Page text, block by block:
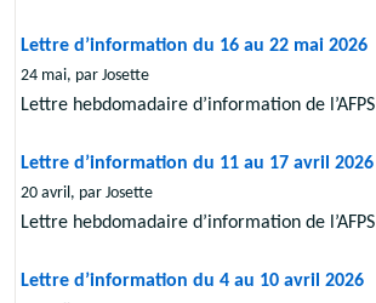
Lettre d’information du 16 au 22 mai 2026
24 mai, par Josette
Lettre hebdomadaire d’information de l’AFPS
Lettre d’information du 11 au 17 avril 2026
20 avril, par Josette
Lettre hebdomadaire d’information de l’AFPS
Lettre d’information du 4 au 10 avril 2026